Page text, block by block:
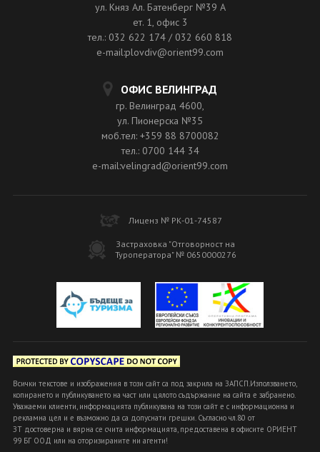
ул. Княз Ал. Батенберг №39 A
ет. 1, офис 3
тел.: 032 622 174 / 032 660 818
e-mail:plovdiv@orient99.com
ОФИС ВЕЛИНГРАД
гр. Велинград 4600,
ул. Пионерска №35
моб.тел: +359 88 8700082
тел.: 0700 144 34
e-mail:velingrad@orient99.com
Лиценз № РК-01-74587
Застраховка "Отговорност на
Туроператора" № 0650000276
Всички текстове и изображения в този сайт са под закрила на ЗАПСП.Използването,
копирането и публикуването на част или цялото съдържание на сайта е забранено.
Уважаеми клиенти, информацията публикувана на този сайт е с информационна и
рекламна цел и е възможно да са допуснати грешки. Съгласно чл.80 от
ЗТ достоверна и вярна се счита информацията, предоставена в офисите ОРИЕНТ
99 БГ ООД или на оторизираните ни агенти!